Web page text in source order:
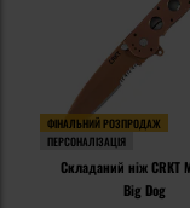
ФІНАЛЬНИЙ РОЗПРОДАЖ
ПЕРСОНАЛІЗАЦІЯ
Складаний ніж CRKT
Big Dog